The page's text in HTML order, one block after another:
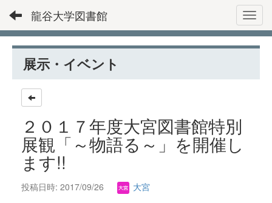
龍谷大学図書館
展示・イベント
２０１７年度大宮図書館特別
展観「～物語る～」を開催し
ます!!
投稿日時: 2017/09/26
大宮